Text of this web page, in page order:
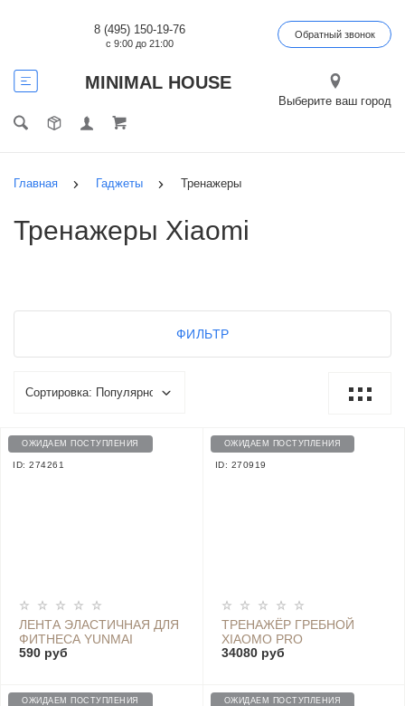
MINIMAL HOUSE
8 (495) 150-19-76
с 9:00 до 21:00
Обратный звонок
Выберите ваш город
Главная Гаджеты Тренажеры
Тренажеры Xiaomi
ФИЛЬТР
ОЖИДАЕМ ПОСТУПЛЕНИЯ
ID: 274261
ЛЕНТА ЭЛАСТИЧНАЯ ДЛЯ
ФИТНЕСА YUNMAI
ELASTIC BAND 25LB,
590 руб
ОЖИДАЕМ ПОСТУПЛЕНИЯ
ID: 270919
ТРЕНАЖЁР ГРЕБНОЙ
XIAOMO PRO
34080 руб
ОЖИДАЕМ ПОСТУПЛЕНИЯ ОЖИДАЕМ ПОСТУПЛЕНИЯ